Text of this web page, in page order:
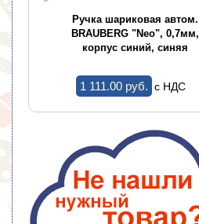
Ручка шариковая автом.
BRAUBERG "Neo", 0,7мм,
корпус синий, синяя
1 111.00 pуб. c НДС